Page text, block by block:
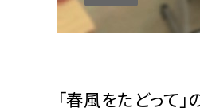
「春風をたどって